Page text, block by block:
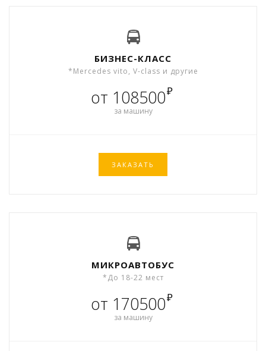
БИЗНЕС-КЛАСС
*Mercedes vito, V-class и другие
от 108500₽
за машину
ЗАКАЗАТЬ
МИКРОАВТОБУС
*До 18-22 мест
от 170500₽
за машину